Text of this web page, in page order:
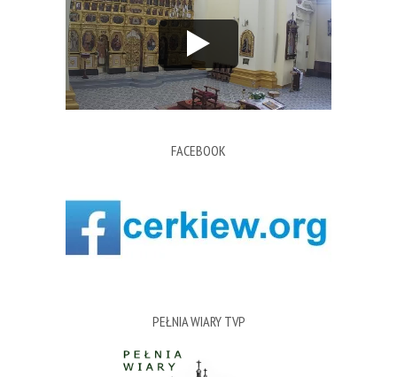
FACEBOOK
PEŁNIA WIARY TVP